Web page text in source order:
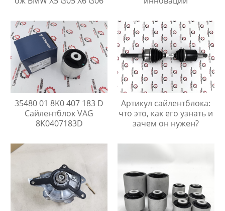
35480 01 8K0 407 183 D
Сайлентблок VAG
8K0407183D
Артикул сайлентблока:
что это, как его узнать и
зачем он нужен?